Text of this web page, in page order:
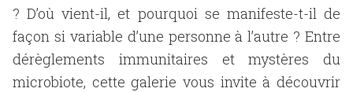
? D’où vient-il, et pourquoi se manifeste-t-il de
façon si variable d’une personne à l’autre ? Entre
dérèglements immunitaires et mystères du
microbiote, cette galerie vous invite à découvrir